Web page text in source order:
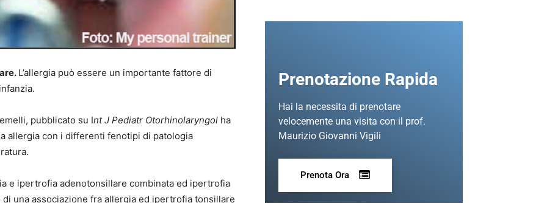
. L’allergia può essere un importante fattore di
pubblicato su Int J Pediatr Otorhinolaryngol ha
allergia con i differenti fenotipi di patologia
e ipertrofia adenotonsillare combinata ed ipertrofia
una associazione fra allergia ed ipertrofia tonsillare
Prenotazione Rapida
Hai la necessita di prenotare
velocemente una visita con il prof.
Maurizio Giovanni Vigili
Prenota Ora